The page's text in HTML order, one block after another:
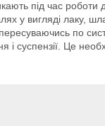
під час
у вигляді лаку,
по
суспензії. Це